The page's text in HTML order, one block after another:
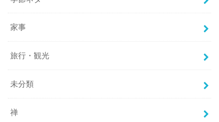
家事
旅行・観光
未分類
禅